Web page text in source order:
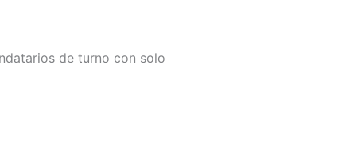
de turno con solo